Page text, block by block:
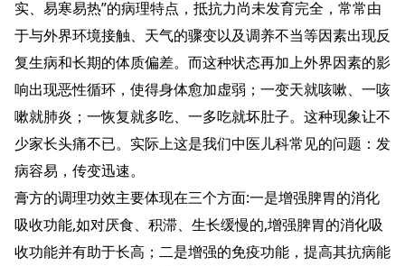
实、易寒易热”的病理特点，抵抗力尚未发育完全，常常由
于与外界环境接触、天气的骤变以及调养不当等因素出现反
复生病和长期的体质偏差。而这种状态再加上外界因素的影
响出现恶性循环，使得身体愈加虚弱；一变天就咳嗽、一咳
嗽就肺炎；一恢复就多吃、一多吃就坏肚子。这种现象让不
少家长头痛不已。实际上这是我们中医儿科常见的问题：发
病容易，传变迅速。
膏方的调理功效主要体现在三个方面:一是增强脾胃的消化
吸收功能,如对厌食、积滞、生长缓慢的,增强脾胃的消化吸
收功能并有助于长高；二是增强的免疫功能，提高其抗病能